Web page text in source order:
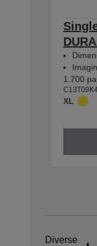
1.700
XL
Diverse